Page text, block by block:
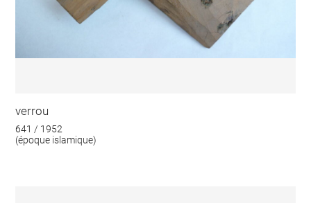
verrou
641 / 1952
(époque islamique)